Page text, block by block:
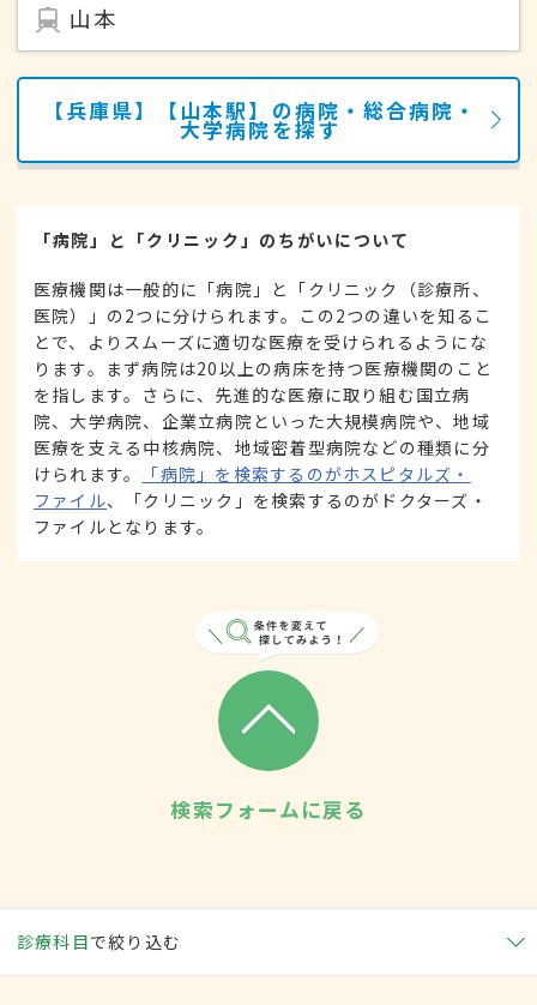
山本
【兵庫県】【山本駅】の病院・総合病院・
大学病院を探す
「病院」と「クリニック」のちがいについて
医療機関は一般的に「病院」と「クリニック（診療所、
医院）」の2つに分けられます。この2つの違いを知るこ
とで、よりスムーズに適切な医療を受けられるようにな
ります。まず病院は20以上の病床を持つ医療機関のこと
を指します。さらに、先進的な医療に取り組む国立病
院、大学病院、企業立病院といった大規模病院や、地域
医療を支える中核病院、地域密着型病院などの種類に分
けられます。
「病院」を検索するのがホスピタルズ・
ファイル、「クリニック」を検索するのがドクターズ・
ファイルとなります。
検索フォームに戻る
診療科目で絞り込む